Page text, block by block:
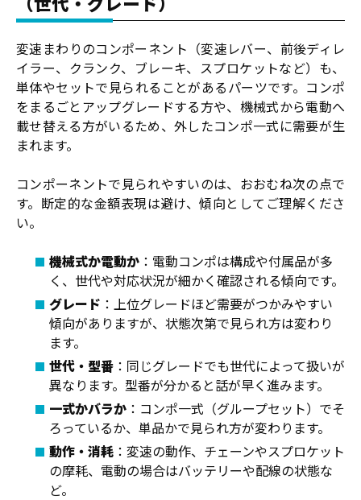
変速まわりのコンポーネント（変速レバー、前後ディレ
イラー、クランク、ブレーキ、スプロケットなど）も、
単体やセットで見られることがあるパーツです。コンポ
をまるごとアップグレードする方や、機械式から電動へ
載せ替える方がいるため、外したコンポ一式に需要が生
まれます。
コンポーネントで見られやすいのは、おおむね次の点で
す。断定的な金額表現は避け、傾向としてご理解くださ
い。
機械式か電動か ：電動コンポは構成や付属品が多
く、世代や対応状況が細かく確認される傾向です。
グレード ：上位グレードほど需要がつかみやすい
傾向がありますが、状態次第で見られ方は変わり
ます。
世代・型番 ：同じグレードでも世代によって扱いが
異なります。型番が分かると話が早く進みます。
一式かバラか ：コンポ一式（グループセット）でそ
ろっているか、単品かで見られ方が変わります。
動作・消耗 ：変速の動作、チェーンやスプロケット
の摩耗、電動の場合はバッテリーや配線の状態な
ど。